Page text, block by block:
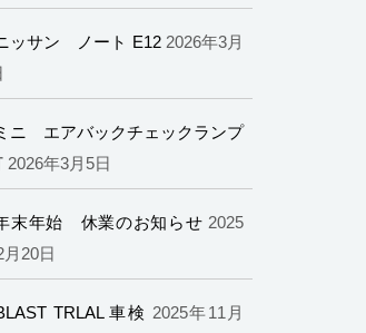
ッサン ノート E12 2026年3月
ニ エアバックチェックランプ
2026年3月5日
末年始 休業のお知らせ 2025
月20日
TRLAL 車検 2025年11月